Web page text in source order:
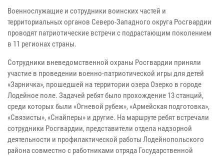
Военнослужащие и сотрудники воинских частей и
территориальных органов Северо-Западного округа Росгвардии
проводят патриотические встречи с подрастающим поколением
в 11 регионах страны.
Сотрудники вневедомственной охраны Росгвардии приняли
участие в проведении военно-патриотической игры для детей
«Зарничка», прошедшей на территории озера Озерко в городе
Лодейное поле. Задачей ребят было прохождение 13 станций,
среди которых были «Огневой рубеж», «Армейская подготовка»,
«Связисты», «Снайперы» и другие. На маршруте ребят встречали
сотрудники Росгвардии, представители отдела надзорной
деятельности и профилактической работы Лодейнопольского
района совместно с работниками отряда Государственной